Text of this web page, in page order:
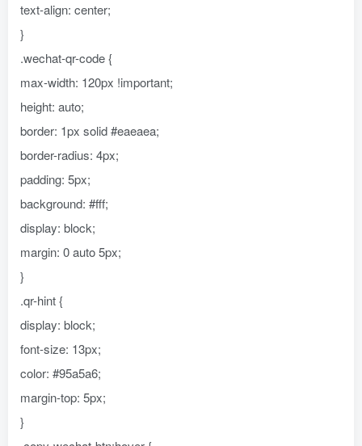
text-align: center;
}
.wechat-qr-code {
max-width: 120px !important;
height: auto;
border: 1px solid #eaeaea;
border-radius: 4px;
padding: 5px;
background: #fff;
display: block;
margin: 0 auto 5px;
}
.qr-hint {
display: block;
font-size: 13px;
color: #95a5a6;
margin-top: 5px;
}